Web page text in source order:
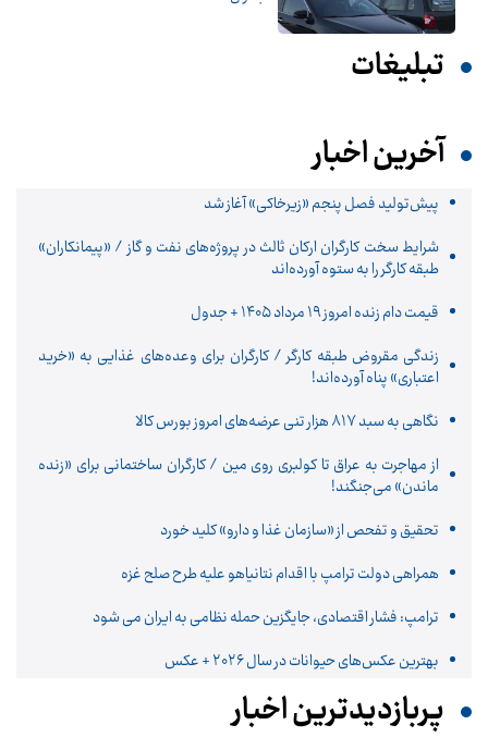
تبلیغات
آخرین اخبار
پیش‌تولید فصل پنجم «زیرخاکی» آغاز شد
شرایط سخت کارگران ارکان ثالث در پروژه‌های نفت و گاز / «پیمانکاران»
طبقه کارگر را به ستوه آورده‌اند
قیمت دام زنده امروز ۱۹ مرداد ۱۴۰۵ + جدول
زندگی مقروض طبقه کارگر / کارگران برای وعده‌های غذایی به «خرید
اعتباری» پناه آورده‌اند!
نگاهی به سبد ۸۱۷ هزار تنی عرضه‌های امروز بورس کالا
از مهاجرت به عراق تا کولبری روی مین / کارگران ساختمانی برای «زنده
ماندن» می‌جنگند!
تحقیق و تفحص از «سازمان غذا و دارو» کلید خورد
همراهی دولت ترامپ با اقدام نتانیاهو علیه طرح صلح غزه
ترامپ: فشار اقتصادی، جایگزین حمله نظامی به ایران می شود
بهترین عکس‌های حیوانات در سال ۲۰۲۶ + عکس
پربازدیدترین اخبار